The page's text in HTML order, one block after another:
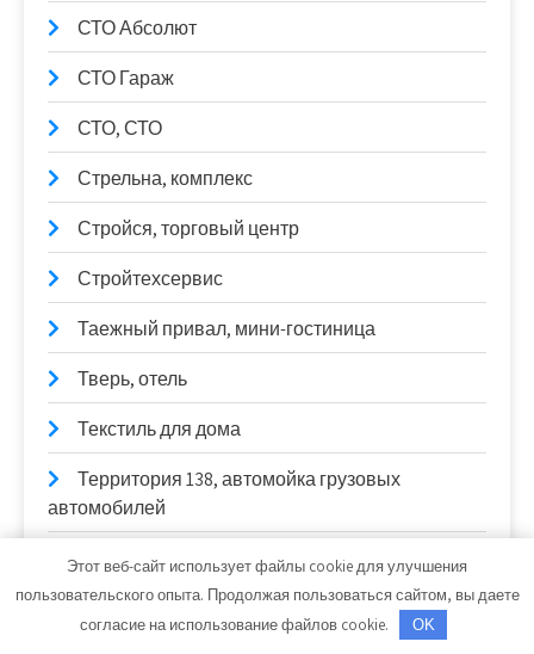
СТО Абсолют
СТО Гараж
СТО, СТО
Стрельна, комплекс
Стройся, торговый центр
Стройтехсервис
Таежный привал, мини-гостиница
Тверь, отель
Текстиль для дома
Территория 138, автомойка грузовых
автомобилей
Тёщина банька, сауна
Толстяк, банный комплекс
Этот веб-сайт использует файлы cookie для улучшения
пользовательского опыта. Продолжая пользоваться сайтом, вы даете
согласие на использование файлов cookie.
OK